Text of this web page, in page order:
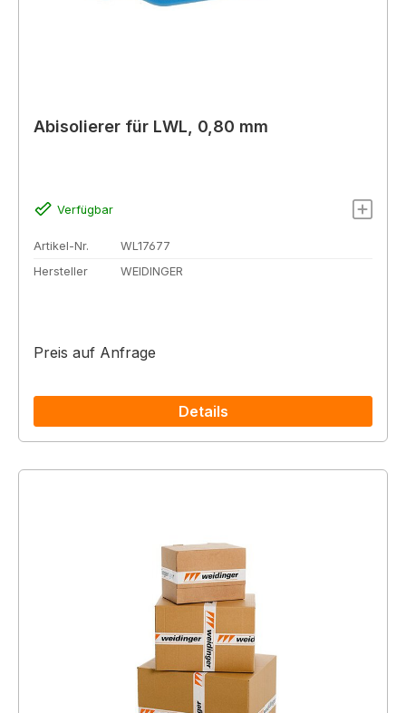
Abisolierer für LWL, 0,80 mm
Verfügbar
Artikel-Nr.
WL17677
Hersteller
WEIDINGER
Preis auf Anfrage
Details